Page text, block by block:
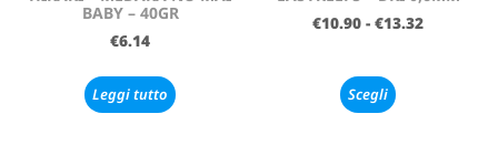
BABY – 40GR
€6.14
Leggi tutto
€10.90 - €13.32
Scegli